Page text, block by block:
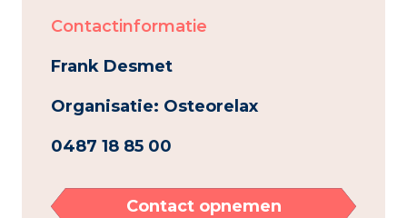
Contactinformatie
Frank Desmet
Organisatie: Osteorelax
0487 18 85 00
Contact opnemen